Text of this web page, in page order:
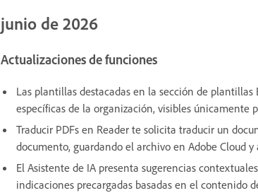
junio de 2026
Actualizaciones de funciones
Las plantillas destacadas en la sección de
específicas de la organización, visibles únicamente
Traducir PDFs en Reader te solicita traducir un
documento, guardando el archivo en Adobe Cloud
El Asistente de IA presenta sugerencias
indicaciones precargadas basadas en el contenido